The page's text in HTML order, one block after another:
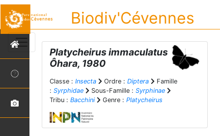
Biodiv'Cévennes
Platycheirus immaculatus
Ôhara, 1980
Classe : Insecta Ordre : Diptera
Famille
: Syrphidae Sous-Famille : Syrphinae
Tribu : Bacchini Genre : Platycheirus